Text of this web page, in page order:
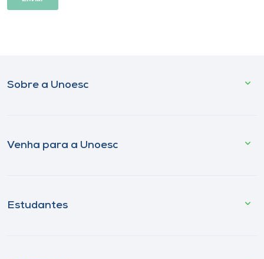
Sobre a Unoesc
Venha para a Unoesc
Estudantes